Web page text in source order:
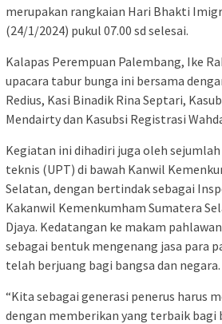
merupakan rangkaian Hari Bhakti
(24/1/2024) pukul 07.00 sd selesai.
Kalapas Perempuan Palembang, Ike
upacara tabur bunga ini bersama
Redius, Kasi Binadik Rina Septari,
Mendairty dan Kasubsi Registrasi
Kegiatan ini dihadiri juga oleh
teknis (UPT) di bawah Kanwil
Selatan, dengan bertindak sebagai
Kakanwil Kemenkumham Sumatera
Djaya. Kedatangan ke makam
sebagai bentuk mengenang jasa para
telah berjuang bagi bangsa dan negara.
“Kita sebagai generasi penerus harus
dengan memberikan yang terbaik bagi